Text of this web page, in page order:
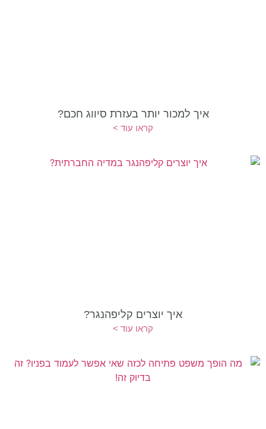
איך למכור יותר בעזרת סיווג חכם?
קראו עוד >
איך יוצרים קליפהנגר?
קראו עוד >